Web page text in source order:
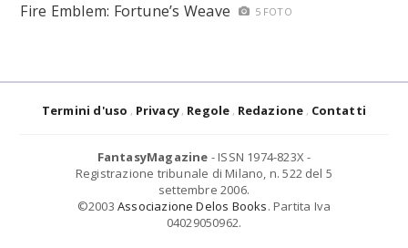
Fire Emblem: Fortune’s Weave 5 FOTO
Termini d'uso Privacy Regole Redazione Contatti
FantasyMagazine - ISSN 1974-823X -
Registrazione tribunale di Milano, n. 522 del 5
settembre 2006.
©2003 Associazione Delos Books. Partita Iva
04029050962.